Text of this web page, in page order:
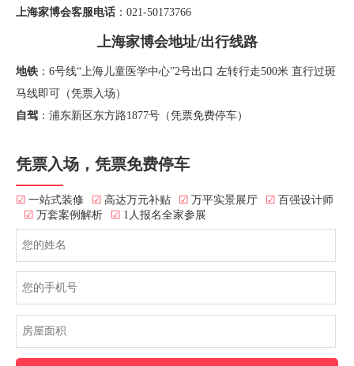
上海家博会客服电话 ：021-50173766
上海家博会地址/出行线路
地铁 ：6号线“上海儿童医学中心”2号出口 左转行走500米 直行过斑
马线即可（凭票入场）
自驾 ：浦东新区东方路1877号（凭票免费停车）
凭票入场，凭票免费停车
☑ 一站式装修 ☑ 高达万元补贴 ☑ 万平实景展厅 ☑ 百强设计师
☑ 万套案例解析 ☑ 1人报名全家参展